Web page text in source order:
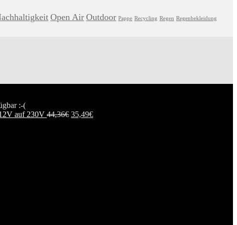
Open Air Outdoor Pappe Recycling Regen Regenbekleidung
:-(
auf 230V 44,36€ 35,49€